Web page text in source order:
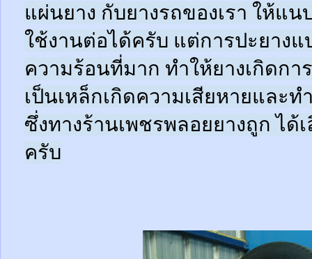
แผ่นยาง กับยางรถของเรา ให้แ
ใช้งานต่อได้ครับ แต่การปะยาง
ความร้อนที่มาก ทำให้ยางเกิดกา
เป็นเหล็กเกิดความเสียหายและท
ซึ่งทางร้านเพชรพลอยยางถูก ได้
ครับ